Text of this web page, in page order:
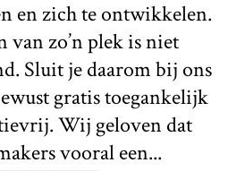
en zich te ontwikkelen.
van zo’n plek is niet
Sluit je daarom bij ons
gratis toegankelijk
Wij geloven dat
vooral een...